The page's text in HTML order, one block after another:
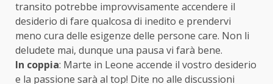
transito potrebbe improvvisamente accendere il
desiderio di fare qualcosa di inedito e prendervi
meno cura delle esigenze delle persone care. Non li
deludete mai, dunque una pausa vi farà bene.
In coppia: Marte in Leone accende il vostro desiderio
e la passione sarà al top! Dite no alle discussioni